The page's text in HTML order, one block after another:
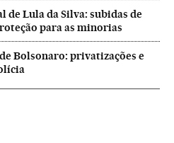
de Lula da Silva: subidas de
para as minorias
Bolsonaro: privatizações e